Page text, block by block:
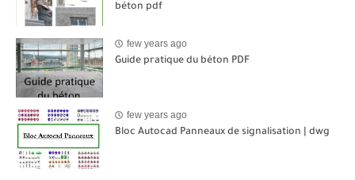
béton pdf
few years ago
Guide pratique du béton PDF
few years ago
Bloc Autocad Panneaux de signalisation | dwg